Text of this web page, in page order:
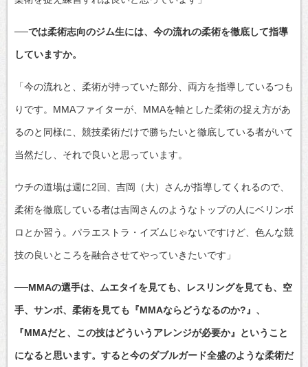
──では柔術志向のジム生には、今の流れの柔術を徹底して指導
していますか。
「今の流れと、柔術が持っていた部分、両方を指導しているつも
りです。MMAファイターが、MMAを軸とした柔術の捉え方があ
るのと同様に、競技柔術だけで勝ちたいと徹底している者がいて
当然だし、それで良いと思っています。
ウチの道場は週に2回、吉岡（大）さんが指導してくれるので、
柔術を徹底している者は吉岡さんのようなトップの人にベリンボ
ロとか習う。パラエストラ・イズムじゃないですけど、色んな競
技の良いところを融合させてやっていきたいです」
──MMAの選手は、ムエタイを見ても、レスリングを見ても、空
手、サンボ、柔術を見ても『MMAならどうなるのか?』、
『MMAだと、この技はどういうアレンジが必要か』ということ
になると思います。すると今のダブルガード全盛のような柔術だ